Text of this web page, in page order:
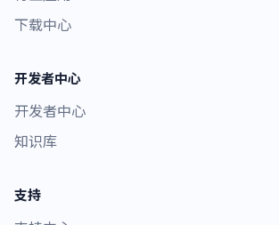
下载中心
开发者中心
开发者中心
知识库
支持